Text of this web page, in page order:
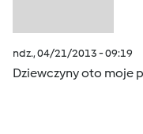
ndz., 04/21/2013 - 09:19
Dziewczyny oto moje